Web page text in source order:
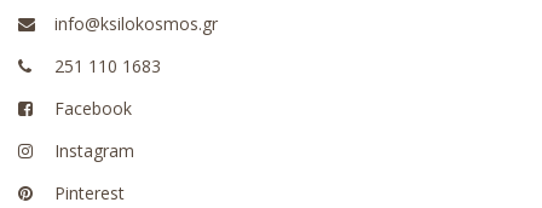
info@ksilokosmos.gr
251 110 1683
Facebook
Instagram
Pinterest